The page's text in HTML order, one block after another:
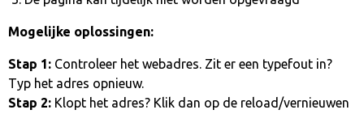
Mogelijke oplossingen:
Stap 1: Controleer het webadres. Zit er een typefout in?
Typ het adres opnieuw.
Stap 2: Klopt het adres? Klik dan op de reload/vernieuwen